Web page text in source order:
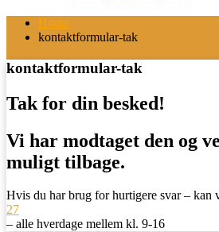
Home
kontaktformular-tak
kontaktformular-tak
Tak for din besked!
Vi har modtaget den og
muligt tilbage.
Hvis du har brug for hurtigere svar – kan
27
– alle hverdage mellem kl. 9-16